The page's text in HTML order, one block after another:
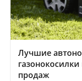
Лучшие
продаж